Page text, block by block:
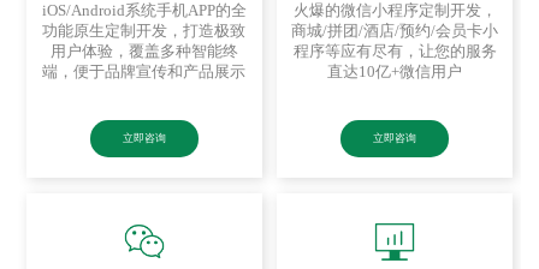
iOS/Android系统手机APP的全
功能原生定制开发，打造极致
用户体验，覆盖多种智能终
端，便于品牌宣传和产品展示
立即咨询
火爆的微信小程序定制开发，
商城/拼团/酒店/预约/会员卡小
程序等应有尽有，让您的服务
直达10亿+微信用户
立即咨询